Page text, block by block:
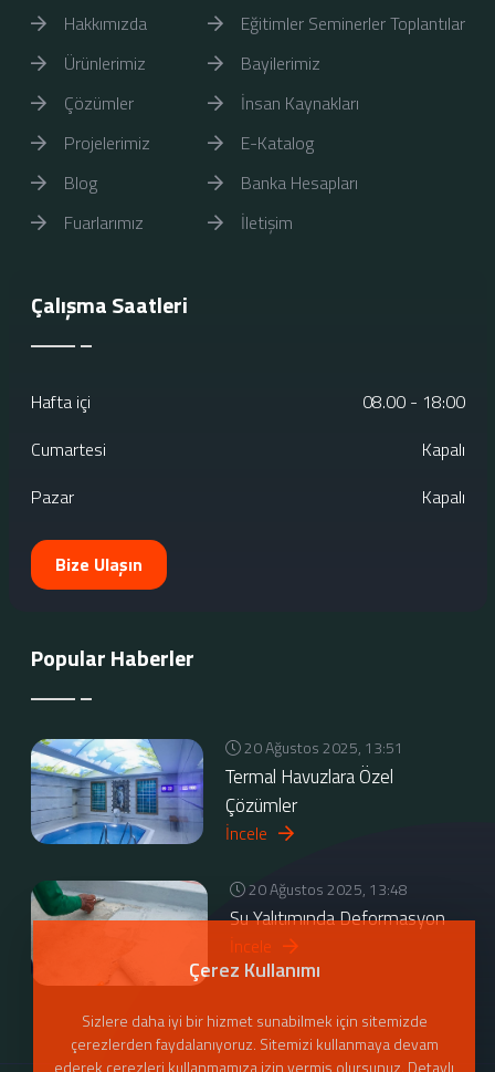
Hakkımızda
Ürünlerimiz
Çözümler
Projelerimiz
Blog
Fuarlarımız
Eğitimler Seminerler Toplantılar
Bayilerimiz
İnsan Kaynakları
E-Katalog
Banka Hesapları
İletişim
Çalışma Saatleri
Hafta içi
08.00 - 18:00
Cumartesi
Kapalı
Pazar
Kapalı
Bize Ulaşın
Popular Haberler
20 Ağustos 2025, 13:51
Termal Havuzlara Özel
Çözümler
İncele
20 Ağustos 2025, 13:48
Su Yalıtımında Deformasyon
İncele
Çerez Kullanımı
Sizlere daha iyi bir hizmet sunabilmek için sitemizde
çerezlerden faydalanıyoruz. Sitemizi kullanmaya devam
ederek çerezleri kullanmamıza izin vermiş olursunuz. Detaylı